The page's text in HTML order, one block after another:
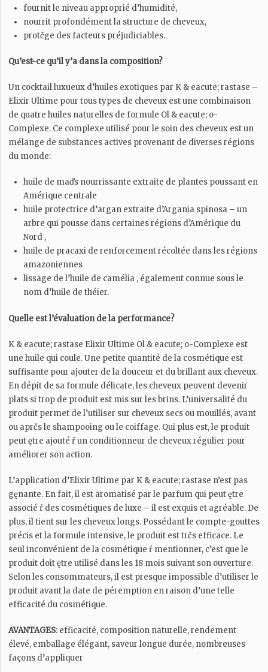
fournit le niveau approprié d’humidité,
nourrit profondément la structure de cheveux,
protčge des facteurs préjudiciables.
Qu’est-ce qu’il y’a dans la composition?
Un cocktail luxueux d’huiles exotiques par K & eacute; rastase –
Elixir Ultime pour tous types de cheveux est une combinaison
de quatre huiles naturelles de formule Ol & eacute; o-
Complexe. Ce complexe utilisé pour le soin des cheveux est un
mélange de substances actives provenant de diverses régions
du monde:
huile de maďs nourrissante extraite de plantes poussant en
Amérique centrale
huile protectrice d’argan extraite d’Argania spinosa – un
arbre qui pousse dans certaines régions d’Amérique du
Nord ,
huile de pracaxi de renforcement récoltée dans les régions
amazoniennes
lissage de l’huile de camélia , également connue sous le
nom d’huile de théier.
Quelle est l’évaluation de la performance?
K & eacute; rastase Elixir Ultime Ol & eacute; o-Complexe est
une huile qui coule. Une petite quantité de la cosmétique est
suffisante pour ajouter de la douceur et du brillant aux cheveux.
En dépit de sa formule délicate, les cheveux peuvent devenir
plats si trop de produit est mis sur les brins. L’universalité du
produit permet de l’utiliser sur cheveux secs ou mouillés, avant
ou aprčs le shampooing ou le coiffage. Qui plus est, le produit
peut ętre ajouté ŕ un conditionneur de cheveux régulier pour
améliorer son action.
L’application d’Elixir Ultime par K & eacute; rastase n’est pas
gęnante. En fait, il est aromatisé par le parfum qui peut ętre
associé ŕ des cosmétiques de luxe – il est exquis et agréable. De
plus, il tient sur les cheveux longs. Possédant le compte-gouttes
précis et la formule intensive, le produit est trčs efficace. Le
seul inconvénient de la cosmétique ŕ mentionner, c’est que le
produit doit ętre utilisé dans les 18 mois suivant son ouverture.
Selon les consommateurs, il est presque impossible d’utiliser le
produit avant la date de péremption en raison d’une telle
efficacité du cosmétique.
AVANTAGES: efficacité, composition naturelle, rendement
élevé, emballage élégant, saveur longue durée, nombreuses
façons d’appliquer